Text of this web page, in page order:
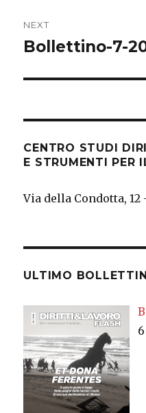
NEXT
Next
Bollettino-7-
CENTRO STUDI
E STRUMENTI PER
Via della Condotta, 12
ULTIMO